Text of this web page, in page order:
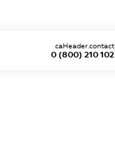
0 (800) 210 102
caHeader.contact